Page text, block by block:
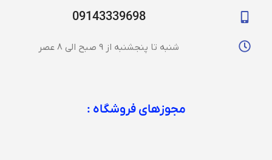
09143339698
شنبه تا پنجشنبه از 9 صبح الی 8 عصر
مجوزهای فروشگاه :